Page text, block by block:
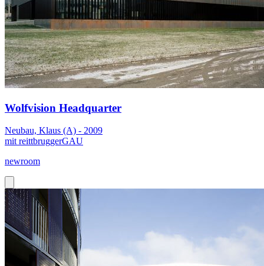
Wolfvision Headquarter
Neubau, Klaus (A) - 2009
mit reittbruggerGAU
newroom